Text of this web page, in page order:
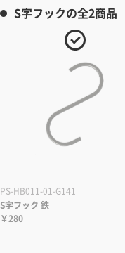
S字フックの全2商品
PS-HB011-01-G141
S字フック 鉄
￥280